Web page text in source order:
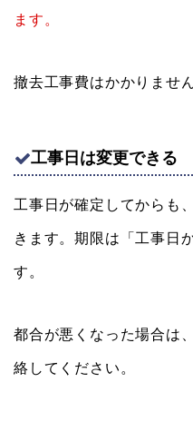
ます。
撤去工事費はかかりません
工事日は変更できる
工事日が確定してからも
きます。期限は「工事日
す。
都合が悪くなった場合は
絡してください。